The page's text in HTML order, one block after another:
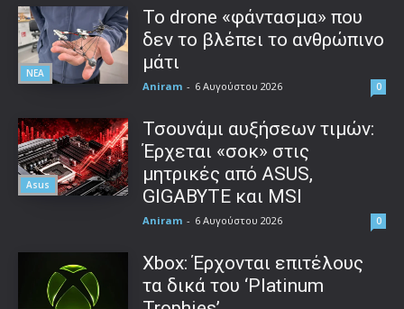
ΝΕΑ
Το drone «φάντασμα» που
δεν το βλέπει το ανθρώπινο
μάτι
Aniram - 6 Αυγούστου 2026 0
Asus
Τσουνάμι αυξήσεων τιμών:
Έρχεται «σοκ» στις
μητρικές από ASUS,
GIGABYTE και MSI
Aniram - 6 Αυγούστου 2026 0
Xbox: Έρχονται επιτέλους
τα δικά του ‘Platinum